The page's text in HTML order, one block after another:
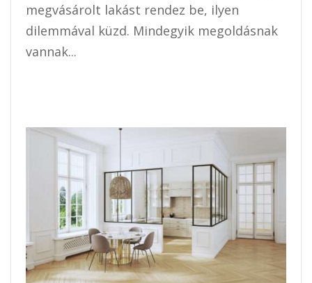
megvásárolt lakást rendez be, ilyen
dilemmával küzd. Mindegyik megoldásnak
vannak...